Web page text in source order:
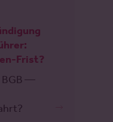
Frist?
BGB —